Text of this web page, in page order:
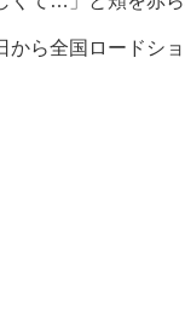
ら全国ロードショ